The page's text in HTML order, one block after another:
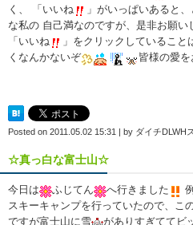
く、 「いいね
」がいっぱいあると
な私の 自己満なのですが、是非お願い
「いいね
」をクリックしているこ
くなんかないぞ
皆様の愛
Posted on 2011.05.02 15:31 | by ダイチDLWH
☆真っ白な富士山☆
今日は ふじてん へ行きました
スキーキャンプを行っていたので、こ
ですが富士山に雪
がありすぎててビ